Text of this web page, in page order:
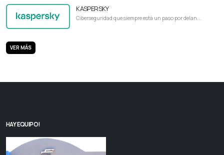
KASPERSKY
Ciberseguridad que siempre está un paso por delan...
VER MÁS
HAY EQUIPO!